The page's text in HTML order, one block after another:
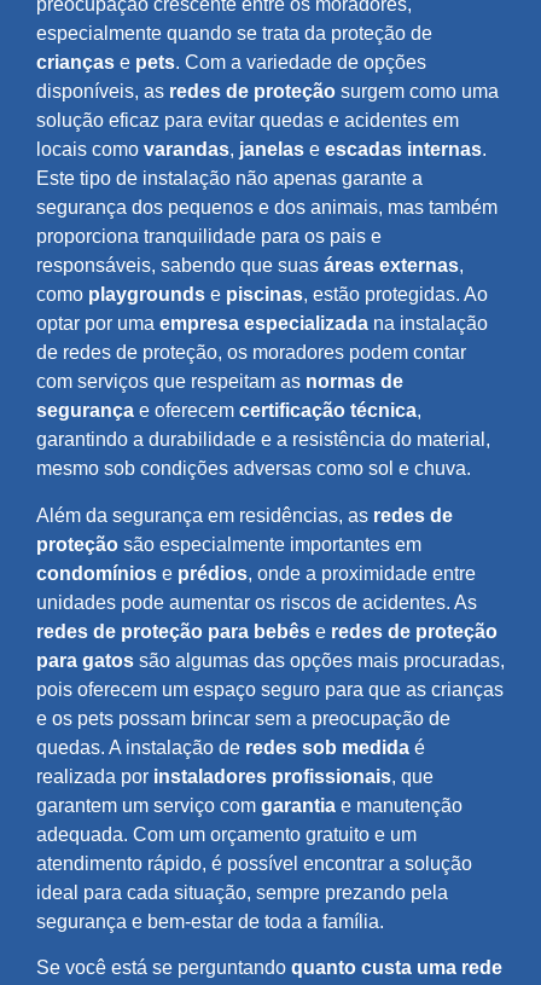
preocupação crescente entre os moradores,
especialmente quando se trata da proteção de
crianças e pets. Com a variedade de opções
disponíveis, as redes de proteção surgem como uma
solução eficaz para evitar quedas e acidentes em
locais como varandas, janelas e escadas internas.
Este tipo de instalação não apenas garante a
segurança dos pequenos e dos animais, mas também
proporciona tranquilidade para os pais e
responsáveis, sabendo que suas áreas externas,
como playgrounds e piscinas, estão protegidas. Ao
optar por uma empresa especializada na instalação
de redes de proteção, os moradores podem contar
com serviços que respeitam as normas de
segurança e oferecem certificação técnica,
garantindo a durabilidade e a resistência do material,
mesmo sob condições adversas como sol e chuva.
Além da segurança em residências, as redes de
proteção são especialmente importantes em
condomínios e prédios, onde a proximidade entre
unidades pode aumentar os riscos de acidentes. As
redes de proteção para bebês e redes de proteção
para gatos são algumas das opções mais procuradas,
pois oferecem um espaço seguro para que as crianças
e os pets possam brincar sem a preocupação de
quedas. A instalação de redes sob medida é
realizada por instaladores profissionais, que
garantem um serviço com garantia e manutenção
adequada. Com um orçamento gratuito e um
atendimento rápido, é possível encontrar a solução
ideal para cada situação, sempre prezando pela
segurança e bem-estar de toda a família.
Se você está se perguntando quanto custa uma rede